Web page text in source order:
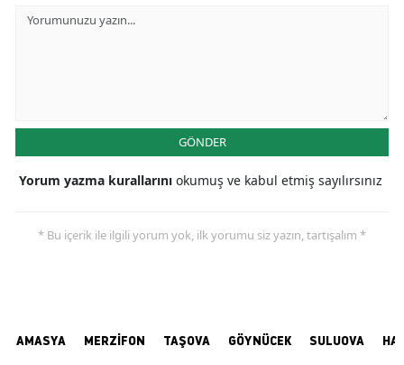
GÖNDER
Yorum yazma kurallarını okumuş ve kabul etmiş sayılırsınız
* Bu içerik ile ilgili yorum yok, ilk yorumu siz yazın, tartışalım *
AMASYA MERZİFON TAŞOVA GÖYNÜCEK SULUOVA